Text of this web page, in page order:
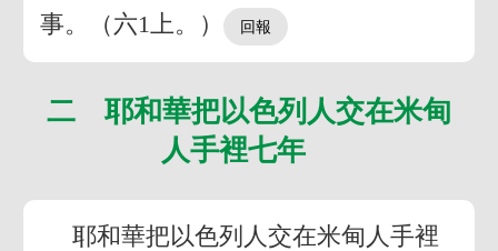
事。（六1上。）
二 耶和華把以色列人交在米甸
人手裡七年
耶和華把以色列人交在米甸人手裡